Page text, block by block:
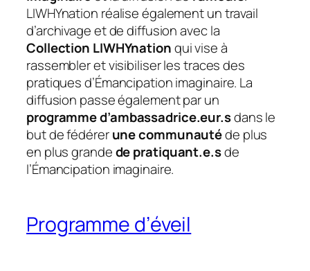
LIWHYnation réalise également un travail
d’archivage et de diffusion avec la
Collection LIWHYnationqui vise à
rassembler et visibiliser les traces des
pratiques d’Émancipation imaginaire. La
diffusion passe également par un
programme d’ambassadrice.eur.sdans le
but de fédérerune communautéde plus
en plus grandede pratiquant.e.sde
l’Émancipation imaginaire.
Programme d’éveil